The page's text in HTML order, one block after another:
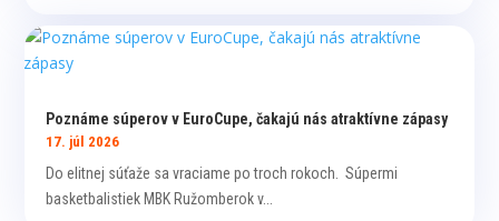
Poznáme súperov v EuroCupe, čakajú nás atraktívne zápasy
17. júl 2026
Do elitnej súťaže sa vraciame po troch rokoch. Súpermi
basketbalistiek MBK Ružomberok v...